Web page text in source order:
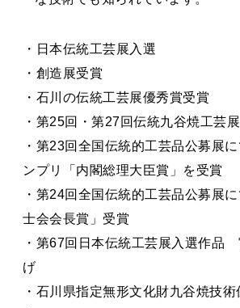
・日本伝統工芸展入選
・創造展受賞
・石川の伝統工芸展優秀賞受賞
・第25回・第27回伝統九谷焼工芸
・第23回全国伝統的工芸品公募展
ンプリ「内閣総理大臣賞」を受賞
・第24回全国伝統的工芸品公募展
士会会長賞」受賞
・第67回日本伝統工芸展入選作品
げ
・石川県指定無形文化財九谷焼技